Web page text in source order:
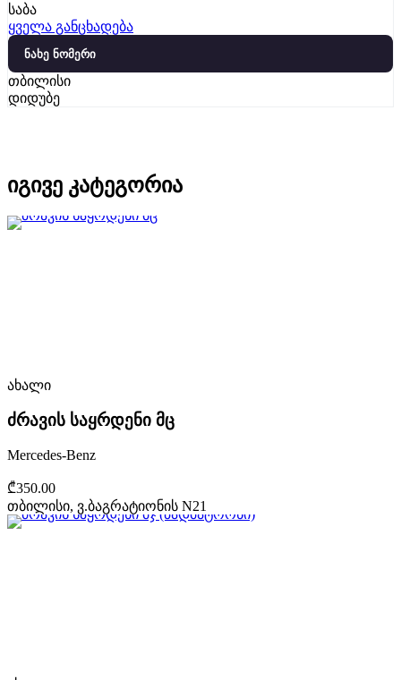
საბა
ყველა განცხადება
ნახე ნომერი
თბილისი
დიდუბე
იგივე კატეგორია
ახალი
ძრავის საყრდენი მც
Mercedes-Benz
₾350.00
თბილისი, ვ.ბაგრატიონის N21